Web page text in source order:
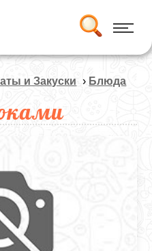
и Закуски › Блюда